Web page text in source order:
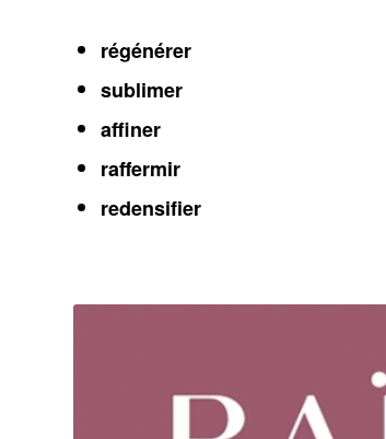
régénérer
sublimer
affiner
raffermir
redensifier